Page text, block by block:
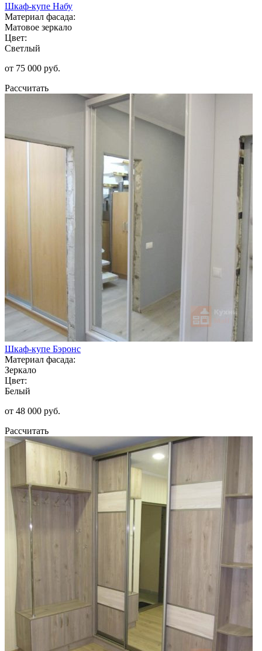
Шкаф-купе Набу
Материал фасада:
Матовое зеркало
Цвет:
Светлый
от 75 000 руб.
Рассчитать
Шкаф-купе Бэронс
Материал фасада:
Зеркало
Цвет:
Белый
от 48 000 руб.
Рассчитать